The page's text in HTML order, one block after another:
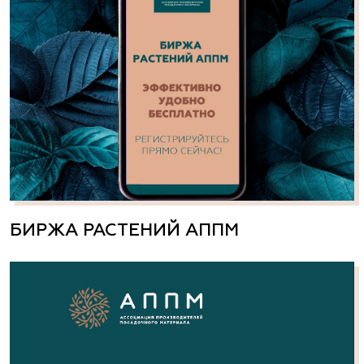
БИРЖА РАСТЕНИЙ АППМ